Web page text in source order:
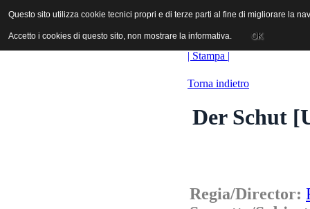
ANICA | Associazione Nazionale Industrie Cinematografiche
| Stampa |
Torna indietro
Der Schut
Regia/Director:
Questo sito utilizza cookie tecnici propri e di terze parti al fine di migliorare la
Accetto i cookies di questo sito, non mostrare la informativa. OK
Questo sito utilizza cookie tecnici propri e di terze parti al fine di migliorare la
Accetto i cookies di questo sito, non mostrare la informativa. OK